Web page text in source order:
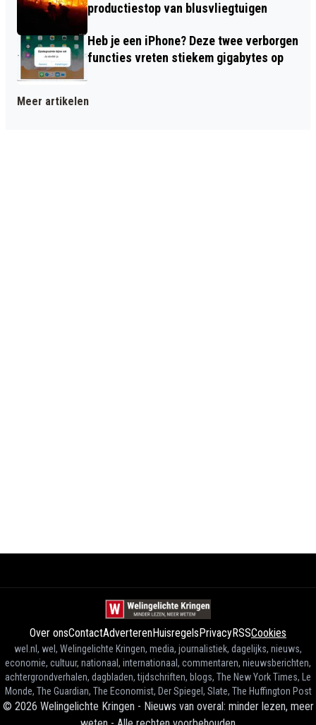
productiestop van blusvliegtuigen
Heb je een iPhone? Deze twee verborgen
functies vreten stiekem gigabytes op
Meer artikelen
Over onsContactAdverterenHuisregelsPrivacyRSSCookies
wel.nl, wel, Welingelichte Kringen, media, journalistiek, dagelijks, nieuws,
economie, cultuur, nationaal, internationaal, commentaren, nieuwsberichten,
achtergrondverhalen, dagbladen, tijdschriften, blogs, The New York Times, Le
Monde, The Guardian, The Economist, Der Spiegel, Slate, The Huffington Post
© 2026 Welingelichte Kringen - Nieuws van overal: minder lezen, meer